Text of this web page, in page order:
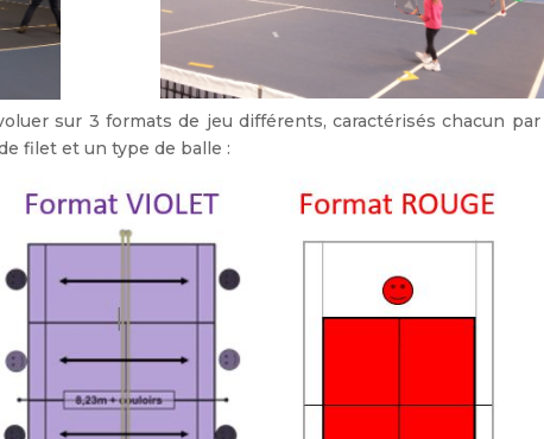
sur 3 formats de jeu différents, caractérisés chacun
filet et un type de balle :